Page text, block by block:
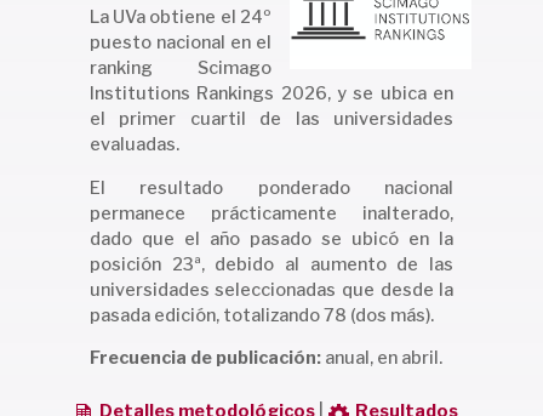
La UVa obtiene el 24º
puesto nacional en el
ranking Scimago
Institutions Rankings 2026, y se ubica en
el primer cuartil de las universidades
evaluadas.
El resultado ponderado nacional
permanece prácticamente inalterado,
dado que el año pasado se ubicó en la
posición 23ª, debido al aumento de las
universidades seleccionadas que desde la
pasada edición, totalizando 78 (dos más).
Frecuencia de publicación:anual, en abril.
Detalles metodológicos Resultados